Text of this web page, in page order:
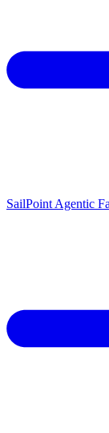
SailPoint Agentic